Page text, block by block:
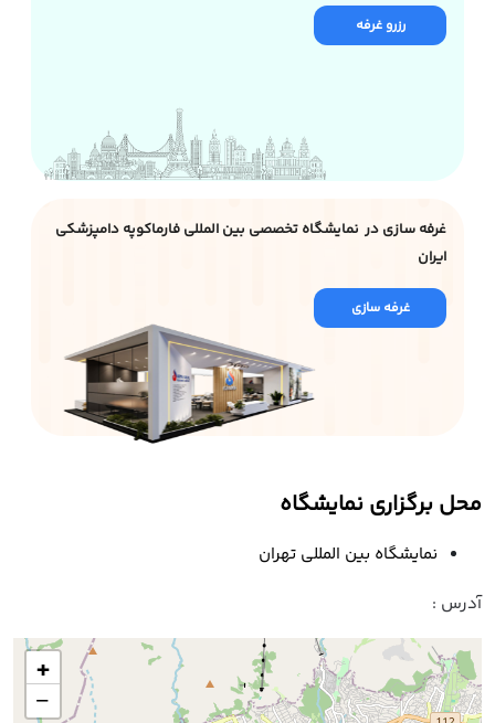
رزرو غرفه
غرفه سازی در نمایشگاه تخصصی بین المللی فارماکوپه دامپزشکی
ایران
غرفه سازی
محل برگزاری نمایشگاه
نمایشگاه بین المللی تهران
آدرس :
+
−